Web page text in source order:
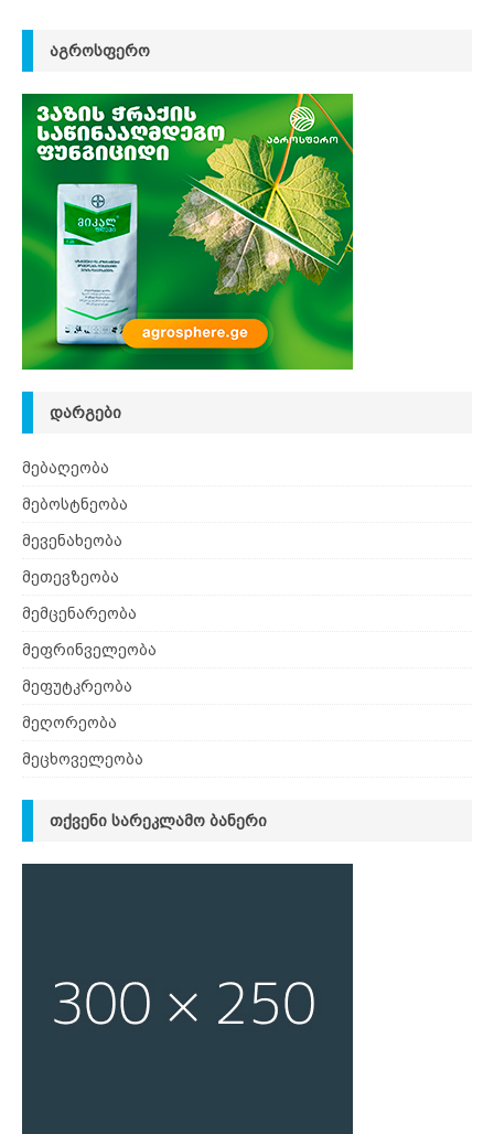
ᲐᲒᲠᲝᲡᲤᲔᲠᲝ
ᲓᲐᲠᲒᲔᲑᲘ
მებაღეობა
მებოსტნეობა
მევენახეობა
მეთევზეობა
მემცენარეობა
მეფრინველეობა
მეფუტკრეობა
მეღორეობა
მეცხოველეობა
ᲗᲥᲕᲔᲜᲘ ᲡᲐᲠᲔᲙᲚᲐᲛᲝ ᲑᲐᲜᲔᲠᲘ